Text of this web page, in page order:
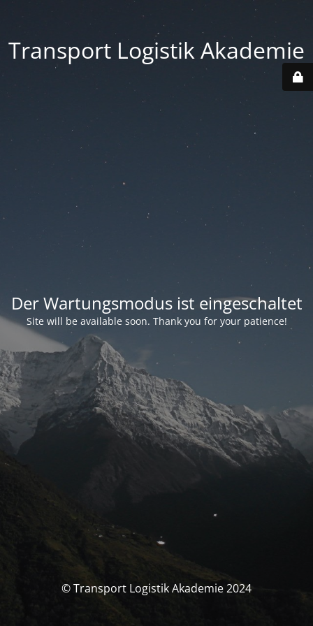
Transport Logistik Akademie
Der Wartungsmodus ist eingeschaltet
Site will be available soon. Thank you for your patience!
© Transport Logistik Akademie 2024